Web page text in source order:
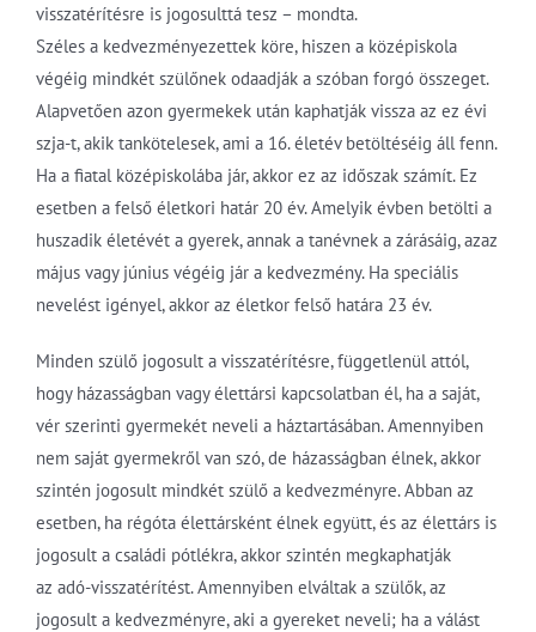
visszatérítésre is jogosulttá tesz – mondta.
Széles a kedvezményezettek köre, hiszen a középiskola
végéig mindkét szülőnek odaadják a szóban forgó összeget.
Alapvetően azon gyermekek után kaphatják vissza az ez évi
szja-t, akik tankötelesek, ami a 16. életév betöltéséig áll fenn.
Ha a fiatal középiskolába jár, akkor ez az időszak számít. Ez
esetben a felső életkori határ 20 év. Amelyik évben betölti a
huszadik életévét a gyerek, annak a tanévnek a zárásáig, azaz
május vagy június végéig jár a kedvezmény. Ha speciális
nevelést igényel, akkor az életkor felső határa 23 év.
Minden szülő jogosult a visszatérítésre, függetlenül attól,
hogy házasságban vagy élettársi kapcsolatban él, ha a saját,
vér szerinti gyermekét neveli a háztartásában. Amennyiben
nem saját gyermekről van szó, de házasságban élnek, akkor
szintén jogosult mindkét szülő a kedvezményre. Abban az
esetben, ha régóta élettársként élnek együtt, és az élettárs is
jogosult a családi pótlékra, akkor szintén megkaphatják
az adó-visszatérítést. Amennyiben elváltak a szülők, az
jogosult a kedvezményre, aki a gyereket neveli; ha a válást